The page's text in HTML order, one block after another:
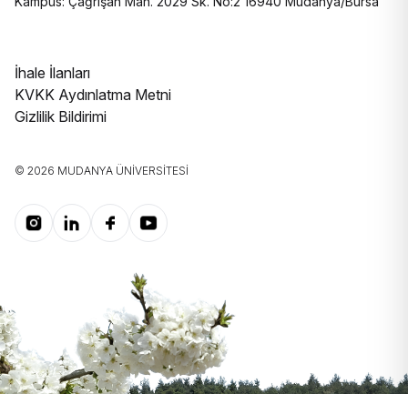
İhale İlanları
KVKK Aydınlatma Metni
Gizlilik Bildirimi
© 2026 MUDANYA ÜNIVERSITESI